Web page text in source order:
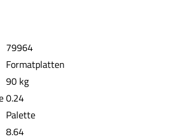
79964
Formatplatten
90 kg
0.24
Palette
8.64